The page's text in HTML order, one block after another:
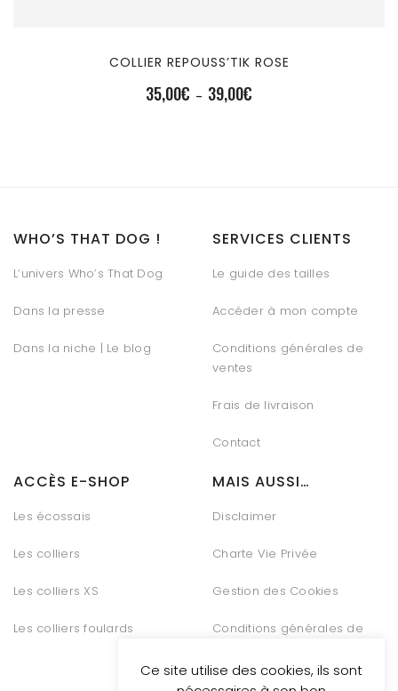
COLLIER REPOUSS’TIK ROSE
35,00€ – 39,00€
WHO’S THAT DOG !
L’univers Who’s That Dog
Dans la presse
Dans la niche | Le blog
SERVICES CLIENTS
Le guide des tailles
Accéder à mon compte
Conditions générales de
ventes
Frais de livraison
Contact
ACCÈS E-SHOP
Les écossais
Les colliers
Les colliers XS
Les colliers foulards
MAIS AUSSI…
Disclaimer
Charte Vie Privée
Gestion des Cookies
Conditions générales de
Ce site utilise des cookies, ils sont